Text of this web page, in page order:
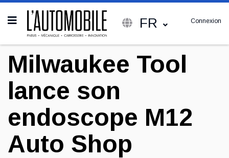
FR Connexion
Milwaukee Tool
lance son
endoscope M12
Auto Shop